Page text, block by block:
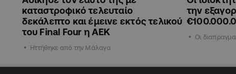
καταστροφικό τελευταίο
δεκάλεπτο και έμεινε εκτός τελικού
του Final Four η ΑΕΚ
Ηττήθηκε από την Μάλαγα
την
Οι